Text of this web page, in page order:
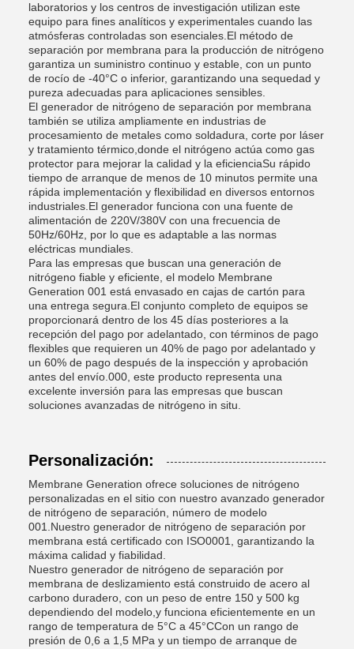
laboratorios y los centros de investigación utilizan este
equipo para fines analíticos y experimentales cuando las
atmósferas controladas son esenciales.El método de
separación por membrana para la producción de nitrógeno
garantiza un suministro continuo y estable, con un punto
de rocío de -40°C o inferior, garantizando una sequedad y
pureza adecuadas para aplicaciones sensibles.
El generador de nitrógeno de separación por membrana
también se utiliza ampliamente en industrias de
procesamiento de metales como soldadura, corte por láser
y tratamiento térmico,donde el nitrógeno actúa como gas
protector para mejorar la calidad y la eficienciaSu rápido
tiempo de arranque de menos de 10 minutos permite una
rápida implementación y flexibilidad en diversos entornos
industriales.El generador funciona con una fuente de
alimentación de 220V/380V con una frecuencia de
50Hz/60Hz, por lo que es adaptable a las normas
eléctricas mundiales.
Para las empresas que buscan una generación de
nitrógeno fiable y eficiente, el modelo Membrane
Generation 001 está envasado en cajas de cartón para
una entrega segura.El conjunto completo de equipos se
proporcionará dentro de los 45 días posteriores a la
recepción del pago por adelantado, con términos de pago
flexibles que requieren un 40% de pago por adelantado y
un 60% de pago después de la inspección y aprobación
antes del envío.000, este producto representa una
excelente inversión para las empresas que buscan
soluciones avanzadas de nitrógeno in situ.
Personalización:
Membrane Generation ofrece soluciones de nitrógeno
personalizadas en el sitio con nuestro avanzado generador
de nitrógeno de separación, número de modelo
001.Nuestro generador de nitrógeno de separación por
membrana está certificado con ISO0001, garantizando la
máxima calidad y fiabilidad.
Nuestro generador de nitrógeno de separación por
membrana de deslizamiento está construido de acero al
carbono duradero, con un peso de entre 150 y 500 kg
dependiendo del modelo,y funciona eficientemente en un
rango de temperatura de 5°C a 45°CCon un rango de
presión de 0,6 a 1,5 MPa y un tiempo de arranque de